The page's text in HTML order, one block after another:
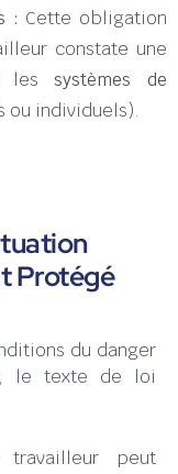
: Cette obligation
constate une
lessystèmes de
ou individuels).
Protégé
du danger
le texte de loi
peut